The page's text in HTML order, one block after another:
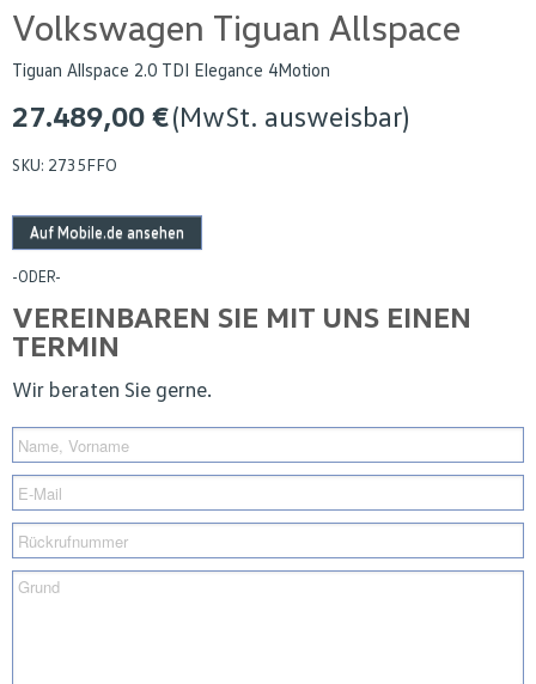
Volkswagen Tiguan Allspace
Tiguan Allspace 2.0 TDI Elegance 4Motion
27.489,00 €(MwSt. ausweisbar)
SKU: 2735FFO
Auf Mobile.de ansehen
-ODER-
VEREINBAREN SIE MIT UNS EINEN
TERMIN
Wir beraten Sie gerne.